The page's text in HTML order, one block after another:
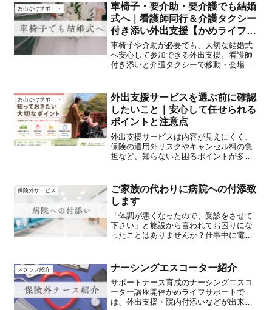
お出かけサポート
車椅子・要介助・要介護でも結婚
式へ｜看護師同行＆介護タクシー
付き添い外出支援【かめライフサ
ポート神戸】
車椅子や介助が必要でも、大切な結婚式
へ安心して参加できる外出支援。看護師
付き添いと介護タクシーで移動・会場サ
す。
お出かけサポート
外出支援サービスを選ぶ前に確認
したいこと｜安心して任せられる
ポイントと注意点
外出支援サービスは内容が見えにくく、
保険の適用外リスクやキャンセル料の負
担など、知らないと困るポイントが多く
保険外サービス
ご家族の代わりに病院への付添致
します
「体調が悪くなったので、受診をさせて
下さい」と施設から言われてお困りにな
ったことはありませんか？仕事中に電話
に伴い、日本全体で仕事をしながら家族
等の介護に従事する者（ビ...
スタッフ紹介 ナーシングエスコーター紹介
サポートナース育成のナーシングエスコ
ーター講座開催かめライフサポートで
は、外出支援・院内付添いなどが出来る